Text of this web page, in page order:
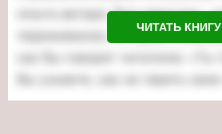
ЧИТАТЬ КНИГУ